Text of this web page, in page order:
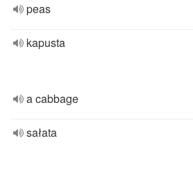
peas
kapusta
a cabbage
sałata